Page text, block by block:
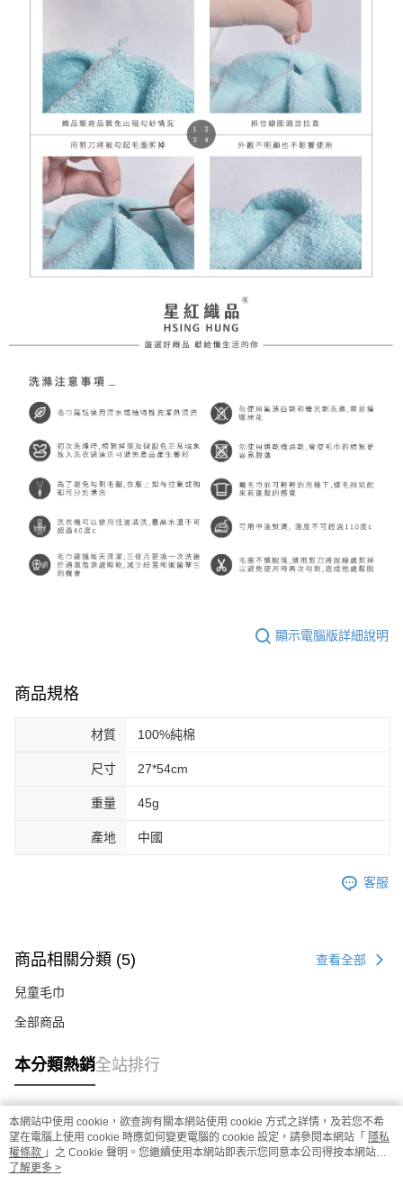
顯示電腦版詳細說明
商品規格
材質 100%純棉
尺寸 27*54cm
重量 45g
產地 中國
客服
商品相關分類 (5) 查看全部
兒童毛巾
全部商品
本分類熱銷全站排行
熱門標籤
本網站中使用 cookie，欲查詢有關本網站使用 cookie 方式之詳情，及若您不希
望在電腦上使用 cookie 時應如何變更電腦的 cookie 設定，請參閱本網站「 隱私
權條款 」之 Cookie 聲明。您繼續使用本網站即表示您同意本公司得按本網站使
用條款之 Cookie 聲明使用 cookie。
了解更多 >